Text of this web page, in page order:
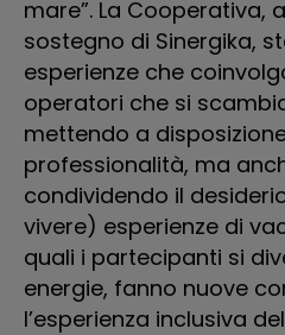
mare”. La Cooperativa,
sostegno di Sinergika,
esperienze che
operatori che si
mettendo a
professionalità, ma
condividendo il
vivere) esperienze di
quali i partecipanti si
energie, fanno nuove
l’esperienza inclusiva